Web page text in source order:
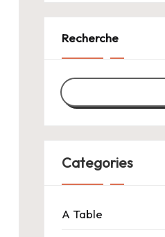
Recherche
Categories
A Table